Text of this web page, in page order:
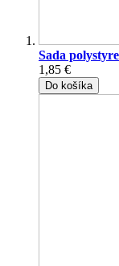
Sada
1,85 €
Do košíka